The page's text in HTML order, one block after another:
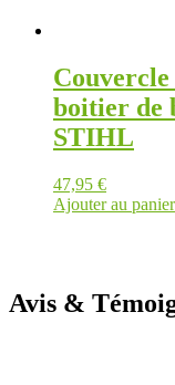
Couvercle
boitier de
STIHL
47,95 €
Ajouter au panier
Avis &